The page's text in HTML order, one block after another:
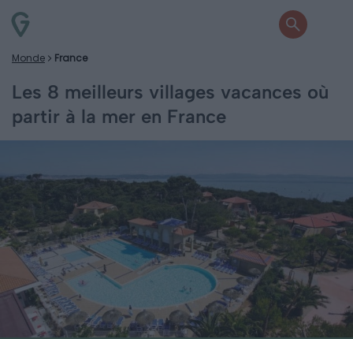
Monde France
Les 8 meilleurs villages vacances où
partir à la mer en France